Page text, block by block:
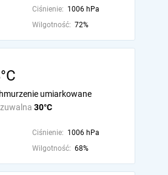
Ciśnienie: 1006 hPa
Wilgotność: 72%
30°C
umiarkowane
Ciśnienie: 1006 hPa
Wilgotność: 68%